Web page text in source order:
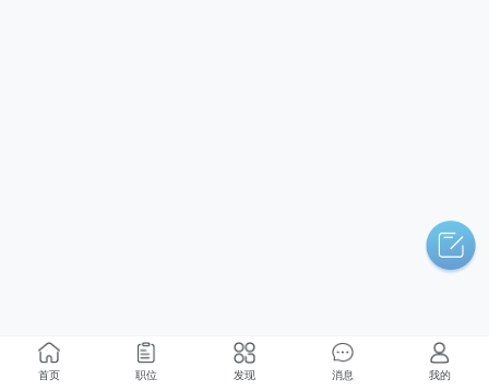
首页 职位 发现 消息 我的